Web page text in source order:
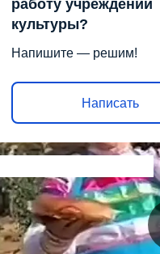
работу учреждений
культуры?
Напишите — решим!
Написать